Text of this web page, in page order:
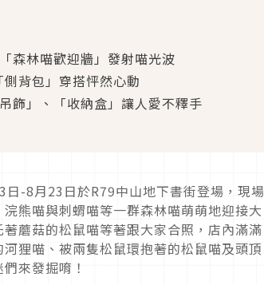
森林喵歡迎牆」發射喵光波
背包」穿搭怦然心動
飾」、「收納盒」讓人愛不釋手
-8月23日於R79中山地下書街登場，現場
熊喵與刺蝟喵等一群森林喵萌萌地迎接大
蘑菇的松鼠喵等著跟大家合照，店內滿滿
狸喵、被兩隻松鼠環抱著的松鼠喵及頭頂
來發掘唷！